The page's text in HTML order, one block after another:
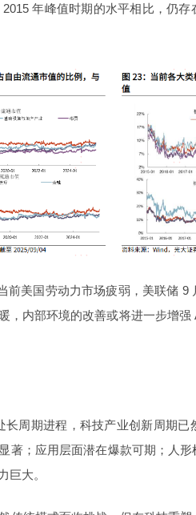
年峰值时期的水平相比，仍
前美国劳动力市场疲弱，美联储 9
，内部环境的改善或将进一步增
长周期进程，科技产业创新周期
著；应用层面潜在爆款可期；人
巨大。